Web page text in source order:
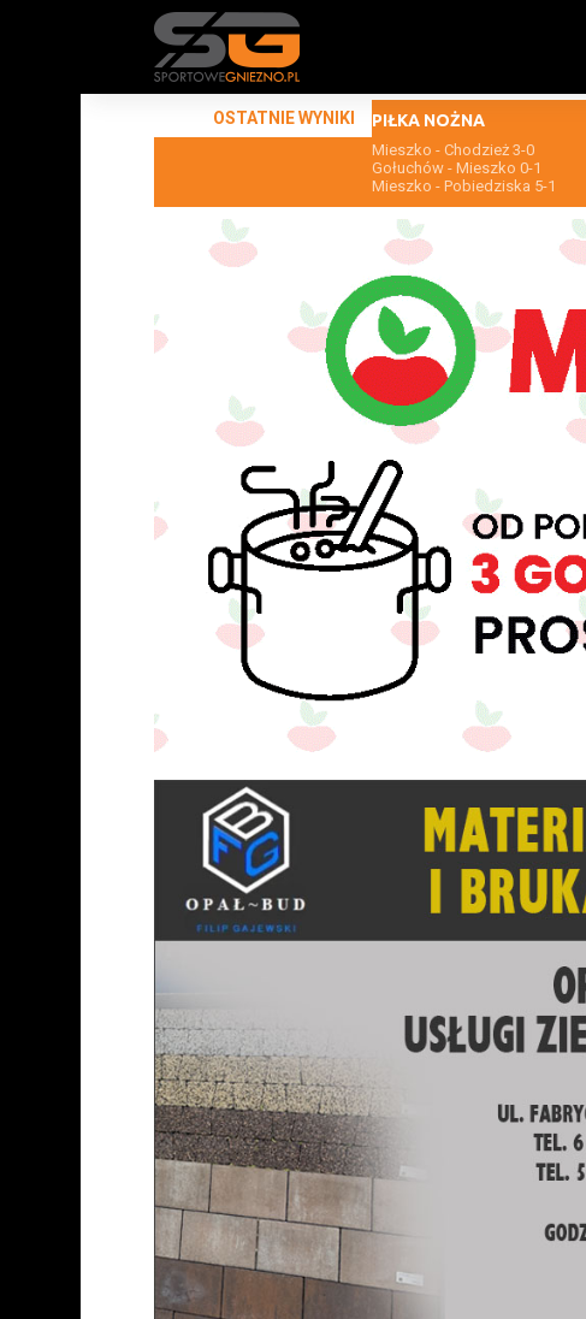
OSTATNIE WYNIKI PIŁKA NOŻNA
Mieszko - Chodzież 3-0
Gołuchów - Mieszko 0-1
Mieszko - Pobiedziska 5-1